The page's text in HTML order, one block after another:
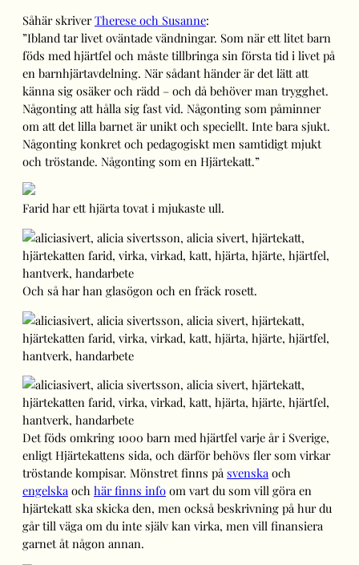
Såhär skriverTherese och Susanne:
”Ibland tar livet oväntade vändningar. Som när ett litet barn
föds med hjärtfel och måste tillbringa sin första tid i livet på
en barnhjärtavdelning. När sådant händer är det lätt att
känna sig osäker och rädd – och då behöver man trygghet.
Någonting att hålla sig fast vid. Någonting som påminner
om att det lilla barnet är unikt och speciellt. Inte bara sjukt.
Någonting konkret och pedagogiskt men samtidigt mjukt
och tröstande. Någonting som en Hjärtekatt.”
Farid har ett hjärta tovat i mjukaste ull.
Och så har han glasögon och en fräck rosett.
Det föds omkring 1000 barn med hjärtfel varje år i Sverige,
enligt Hjärtekattens sida, och därför behövs fler som virkar
tröstande kompisar. Mönstret finns på svenska och
engelska och här finns info om vart du som vill göra en
hjärtekatt ska skicka den, men också beskrivning på hur du
går till väga om du inte själv kan virka, men vill finansiera
garnet åt någon annan.